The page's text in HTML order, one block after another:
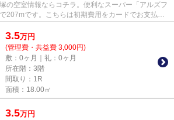
の空室情報ならコチラ。便利なスーパー「アルズフ
207mです。こちらは初期費用をカードでお支払い
3.5万円
(管理費・共益費 3,000円)
敷：0ヶ月｜礼：0ヶ月
所在階：3階
間取り：1R
面積：18.00㎡
3.5万円